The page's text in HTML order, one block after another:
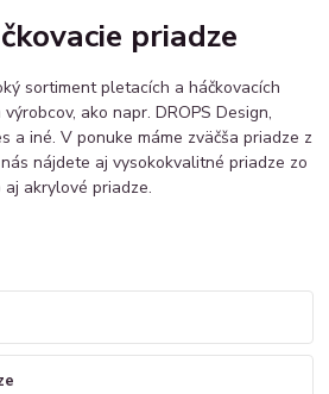
priadze
sortiment pletacích a háčkovacích
ako napr. DROPS Design,
a iné. V ponuke máme zväčša priadze z
nájdete aj vysokokvalitné priadze zo
akrylové priadze.